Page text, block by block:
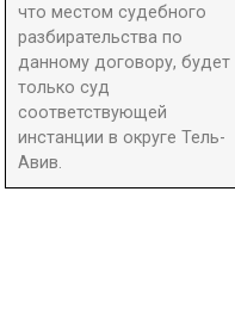
что местом судебного
разбирательства по
данному договору, будет
только суд
соответствующей
инстанции в округе Тель-
Авив.